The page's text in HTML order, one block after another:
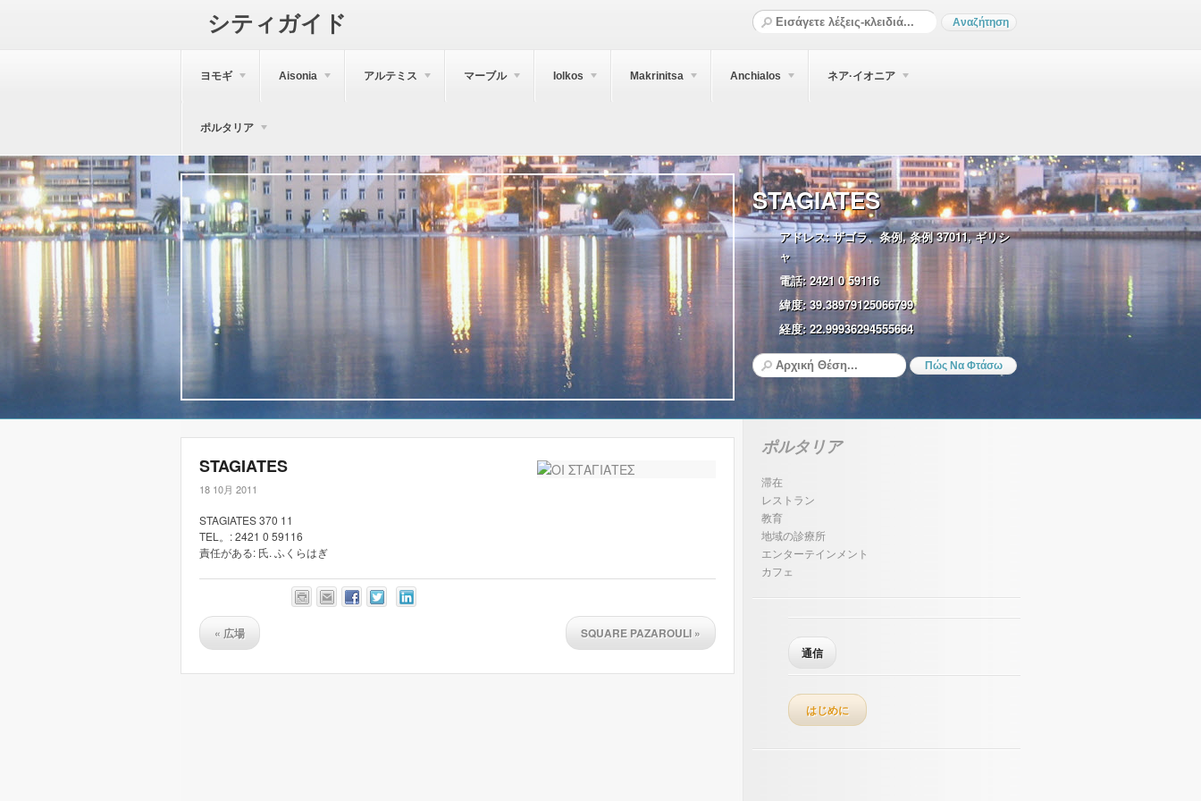
シティガイド
ヨモギ Aisonia アルテミス マーブル Iolkos Makrinitsa Anchialos ネア·イオニア
ポルタリア
STAGIATES
アドレス:ザゴラ、条例, 条例 37011, ギリシ
ャ
電話:2421 0 59116
緯度:39.38979125066799
経度:22.99936294555664
STAGIATES
18 10月 2011
STAGIATES 370 11
TEL。: 2421 0 59116
責任がある: 氏. ふくらはぎ
« 広場 SQUARE PAZAROULI »
ポルタリア
滞在
レストラン
教育
地域の診療所
エンターテインメント
カフェ
通信
はじめに